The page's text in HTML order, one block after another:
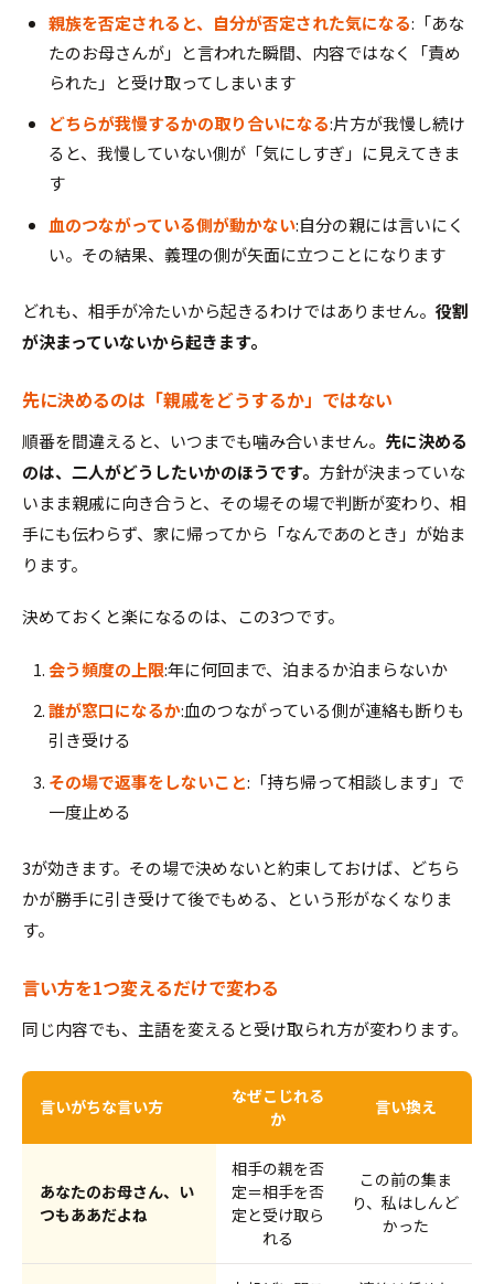
親族を否定されると、自分が否定された気になる:「あな
たのお母さんが」と言われた瞬間、内容ではなく「責め
られた」と受け取ってしまいます
どちらが我慢するかの取り合いになる:片方が我慢し続け
ると、我慢していない側が「気にしすぎ」に見えてきま
す
血のつながっている側が動かない:自分の親には言いにく
い。その結果、義理の側が矢面に立つことになります
どれも、相手が冷たいから起きるわけではありません。 役割
が決まっていないから起きます。
先に決めるのは「親戚をどうするか」ではない
順番を間違えると、いつまでも噛み合いません。 先に決める
のは、二人がどうしたいかのほうです。 方針が決まっていな
いまま親戚に向き合うと、その場その場で判断が変わり、相
手にも伝わらず、家に帰ってから「なんであのとき」が始ま
ります。
決めておくと楽になるのは、この3つです。
会う頻度の上限:年に何回まで、泊まるか泊まらないか
誰が窓口になるか:血のつながっている側が連絡も断りも
引き受ける
その場で返事をしないこと:「持ち帰って相談します」で
一度止める
3が効きます。その場で決めないと約束しておけば、どちら
かが勝手に引き受けて後でもめる、という形がなくなりま
す。
言い方を1つ変えるだけで変わる
同じ内容でも、主語を変えると受け取られ方が変わります。
言いがちな言い方
なぜこじれる
か
言い換え
あなたのお母さん、い
つもああだよね
相手の親を否
定＝相手を否
定と受け取ら
れる
この前の集ま
り、私はしんど
かった